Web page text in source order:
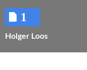
1
Holger Loos